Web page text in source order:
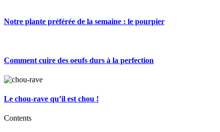
Notre plante préférée de la semaine : le pourpier
Comment cuire des oeufs durs à la perfection
Le chou-rave qu’il est chou !
Contents